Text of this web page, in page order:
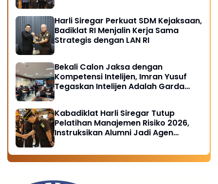
Harli Siregar Perkuat SDM Kejaksaan,
Badiklat RI Menjalin Kerja Sama
Strategis dengan LAN RI
Bekali Calon Jaksa dengan
Kompetensi Intelijen, Imran Yusuf
Tegaskan Intelijen Adalah Garda
Kabadiklat Harli Siregar Tutup
Pelatihan Manajemen Risiko 2026,
Instruksikan Alumni Jadi Agen
Kejaksaan